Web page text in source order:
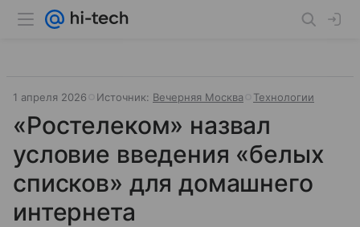
1 апреля 2026 Источник: Вечерняя Москва Технологии
«Ростелеком» назвал
условие введения «белых
списков» для домашнего
интернета